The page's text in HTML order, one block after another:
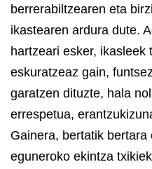
berrerabiltzearen eta
ikastearen ardura dute.
hartzeari esker, ikasleek
eskuratzeaz gain,
garatzen dituzte, hala
errespetua,
Gainera, bertatik
eguneroko ekintza